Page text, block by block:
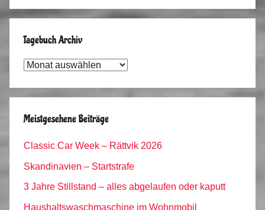
Tagebuch Archiv
Tagebuch
Meistgesehene Beiträge
Classic Car Week – Rättvik 2026
Skandinavien – Startstrafe
3 Jahre Stillstand – alles abgelaufen oder kaputt
Haushaltswaschmaschine im Wohnmobil